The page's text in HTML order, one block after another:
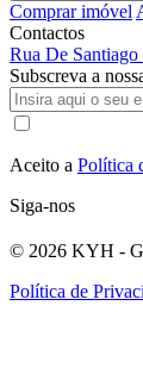
Comprar imóvel
Contactos
Rua De
Subscreva a
Aceito a Política
Siga-nos
© 2026 KYH -
Política de